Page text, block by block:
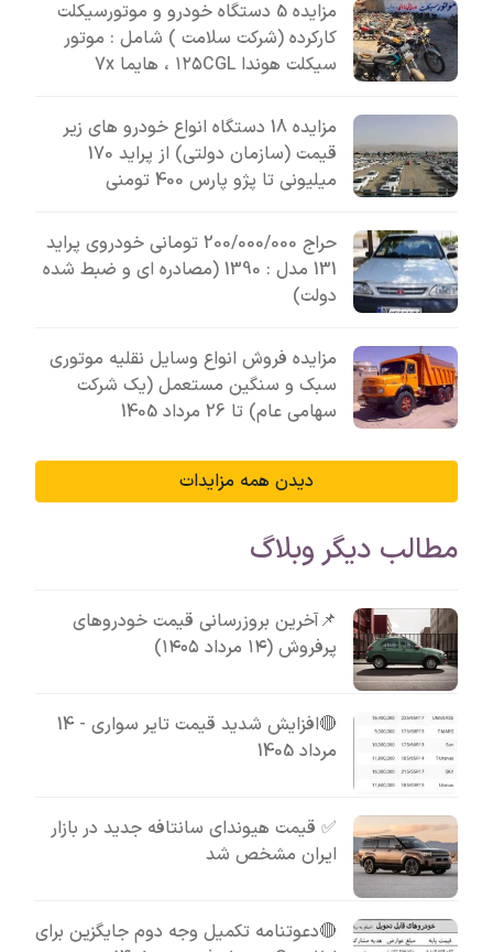
مزایده 5 دستگاه خودرو و موتورسیکلت
کارکرده (شرکت سلامت ) شامل : موتور
سیکلت هوندا ۱۲۵CGL ، هایما 7x
مزایده 18 دستگاه انواع خودرو های زیر
قیمت (سازمان دولتی) از پراید 170
میلیونی تا پژو پارس 400 تومنی
حراج 200/000/000 تومانی خودروی پراید
131 مدل : 1390 (مصادره ای و ضبط شده
دولت)
مزایده فروش انواع وسایل نقلیه موتوری
سبک و سنگین مستعمل (یک شرکت
سهامی عام) تا 26 مرداد 1405
دیدن همه مزایدات
مطالب دیگر وبلاگ
📌آخرین بروزرسانی قیمت خودروهای
پرفروش (۱۴ مرداد ۱۴۰۵)
🔴افزایش شدید قیمت تایر سواری - 14
مرداد 1405
✅ قیمت هیوندای سانتافه جدید در بازار
ایران مشخص شد
🔴دعوتنامه تکمیل وجه دوم جایگزین برای